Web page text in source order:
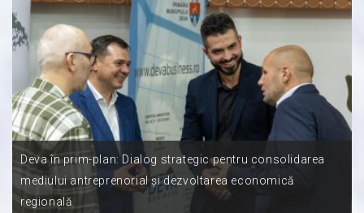
Deva în prim-plan: Dialog strategic pentru consolidarea
mediului antreprenorial și dezvoltarea economică
regională